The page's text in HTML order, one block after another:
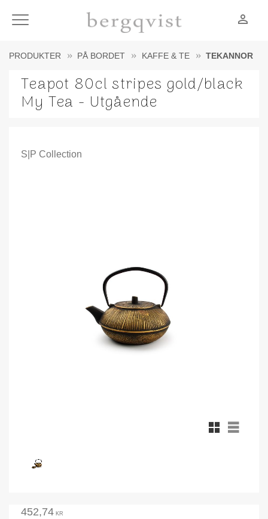
Meny person_outline
PRODUKTER PÅ BORDET KAFFE & TE TEKANNOR
Teapot 80cl stripes gold/black
My Tea - Utgående
S|P Collection
Rutnätsvy
Listvy
452,74 KR